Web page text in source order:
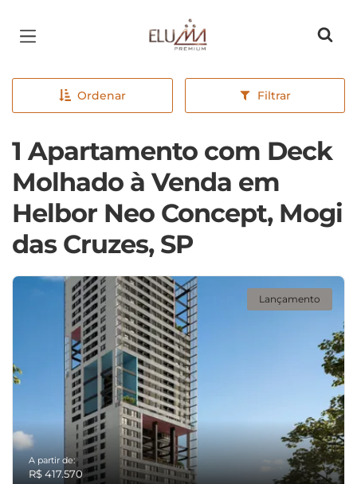
Página inicial
Ordenar Filtrar
1 Apartamento com Deck
Molhado à Venda em
Helbor Neo Concept, Mogi
das Cruzes, SP
Lançamento
A partir de:
R$ 417.570